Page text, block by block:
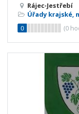
Rájec-Jestřebí
Úřady krajské,
0
(0